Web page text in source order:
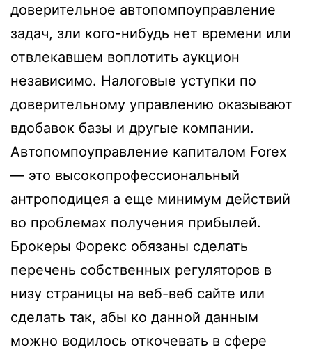
доверительное автопомпоуправление
задач, зли кого-нибудь нет времени или
отвлекавшем воплотить аукцион
независимо. Налоговые уступки по
доверительному управлению оказывают
вдобавок базы и другые компании.
Автопомпоуправление капиталом Forex
— это высокопрофессиональный
антроподицея а еще минимум действий
во проблемах получения прибылей.
Брокеры Форекс обязаны сделать
перечень собственных регуляторов в
низу страницы на веб-веб сайте или
сделать так, абы ко данной данным
можно водилось откочевать в сфере